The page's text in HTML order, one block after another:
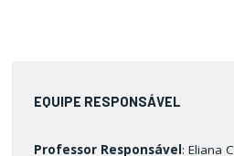
EQUIPE RESPONSÁVEL
Professor Responsável: Eliana